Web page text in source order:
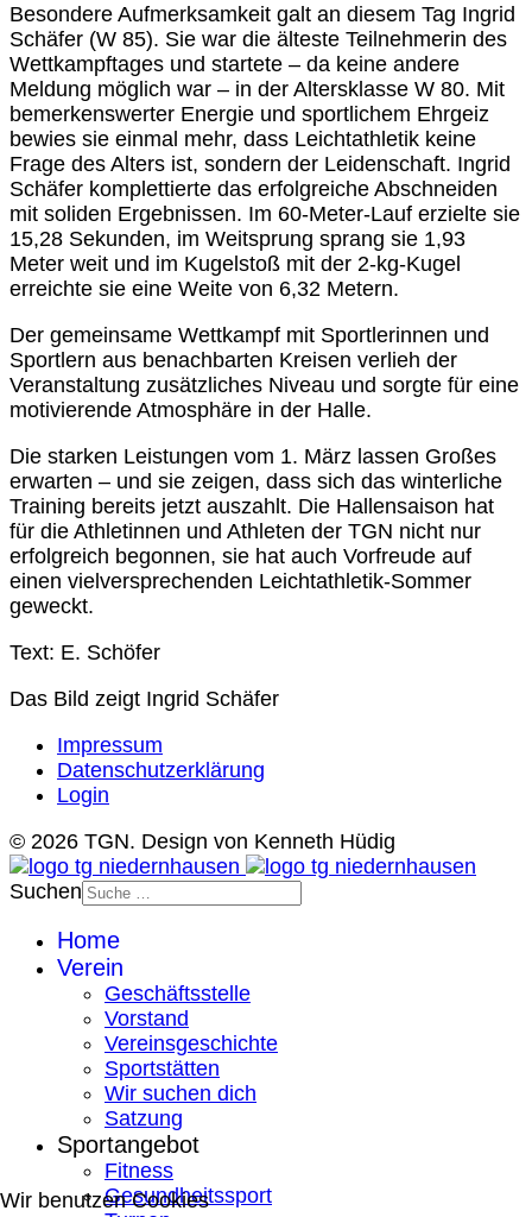
Besondere Aufmerksamkeit galt an diesem Tag Ingrid
Schäfer (W 85). Sie war die älteste Teilnehmerin des
Wettkampftages und startete – da keine andere
Meldung möglich war – in der Altersklasse W 80. Mit
bemerkenswerter Energie und sportlichem Ehrgeiz
bewies sie einmal mehr, dass Leichtathletik keine
Frage des Alters ist, sondern der Leidenschaft. Ingrid
Schäfer komplettierte das erfolgreiche Abschneiden
mit soliden Ergebnissen. Im 60-Meter-Lauf erzielte sie
15,28 Sekunden, im Weitsprung sprang sie 1,93
Meter weit und im Kugelstoß mit der 2-kg-Kugel
erreichte sie eine Weite von 6,32 Metern.
Der gemeinsame Wettkampf mit Sportlerinnen und
Sportlern aus benachbarten Kreisen verlieh der
Veranstaltung zusätzliches Niveau und sorgte für eine
motivierende Atmosphäre in der Halle.
Die starken Leistungen vom 1. März lassen Großes
erwarten – und sie zeigen, dass sich das winterliche
Training bereits jetzt auszahlt. Die Hallensaison hat
für die Athletinnen und Athleten der TGN nicht nur
erfolgreich begonnen, sie hat auch Vorfreude auf
einen vielversprechenden Leichtathletik-Sommer
geweckt.
Text: E. Schöfer
Das Bild zeigt Ingrid Schäfer
Impressum
Datenschutzerklärung
Login
© 2026 TGN. Design von Kenneth Hüdig
Suchen
Home
Verein
Geschäftsstelle
Vorstand
Vereinsgeschichte
Sportstätten
Wir suchen dich
Satzung
Sportangebot
Fitness
Gesundheitssport
Wir benutzen Cookies